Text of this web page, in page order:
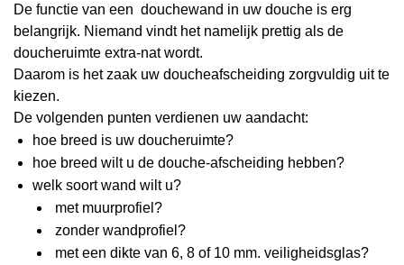
De functie van een douchewand in uw douche is erg
belangrijk. Niemand vindt het namelijk prettig als de
doucheruimte extra-nat wordt.
Daarom is het zaak uw doucheafscheiding zorgvuldig uit te
kiezen.
De volgenden punten verdienen uw aandacht:
hoe breed is uw doucheruimte?
hoe breed wilt u de douche-afscheiding hebben?
welk soort wand wilt u?
met muurprofiel?
zonder wandprofiel?
met een dikte van 6, 8 of 10 mm. veiligheidsglas?